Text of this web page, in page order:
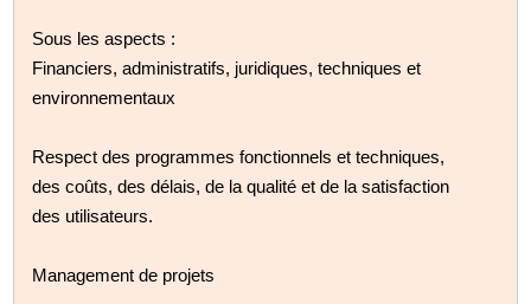
Sous les aspects :
Financiers, administratifs, juridiques, techniques et
environnementaux
Respect des programmes fonctionnels et techniques,
des coûts, des délais, de la qualité et de la satisfaction
des utilisateurs.
Management de projets